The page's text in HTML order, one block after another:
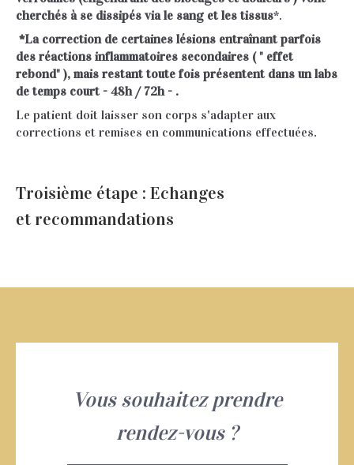
cherchés à se dissipés via le sang et les tissus*.
*La correction de certaines lésions entraînant parfois
des réactions inflammatoires secondaires ( " effet
rebond" ), mais restant toute fois présentent dans un labs
de temps court - 48h / 72h - .
Le patient doit laisser son corps s'adapter aux
corrections et remises en communications effectuées.
Troisième étape : Echanges
et recommandations
Vous souhaitez prendre
rendez-vous ?